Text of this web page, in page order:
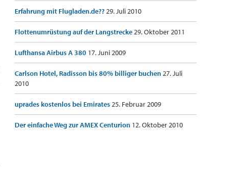
Erfahrung mit Flugladen.de??29. Juli 2010
Flottenumrüstung auf der Langstrecke29. Oktober 2011
Lufthansa Airbus A 380 17. Juni 2009
Carlson Hotel, Radisson bis 80% billiger buchen27. Juli
2010
uprades kostenlos bei Emirates25. Februar 2009
Der einfache Weg zur AMEX Centurion 12. Oktober 2010